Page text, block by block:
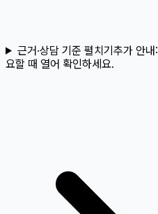
근거·상담 기준 펼치기추가 안내:
요할 때 열어 확인하세요.